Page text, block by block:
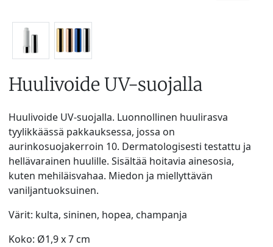
Huulivoide UV-suojalla
Huulivoide UV-suojalla. Luonnollinen huulirasva
tyylikkäässä pakkauksessa, jossa on
aurinkosuojakerroin 10. Dermatologisesti testattu ja
hellävarainen huulille. Sisältää hoitavia ainesosia,
kuten mehiläisvahaa. Miedon ja miellyttävän
vaniljantuoksuinen.
Värit: kulta, sininen, hopea, champanja
Koko: Ø1,9 x 7 cm